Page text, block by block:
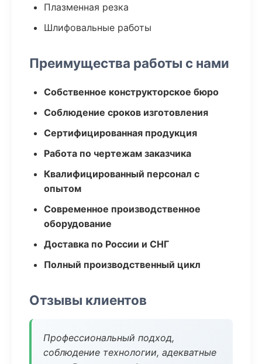
Плазменная резка
Шлифовальные работы
Преимущества работы с нами
Собственное конструкторское бюро
Соблюдение сроков изготовления
Сертифицированная продукция
Работа по чертежам заказчика
Квалифицированный персонал с
опытом
Современное производственное
оборудование
Доставка по России и СНГ
Полный производственный цикл
Отзывы клиентов
Профессиональный подход,
соблюдение технологии, адекватные